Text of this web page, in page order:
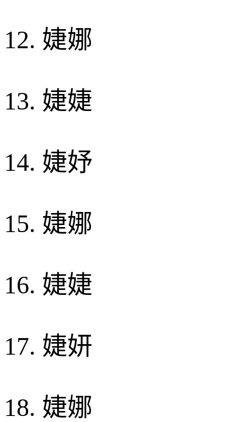
12. 婕娜
13. 婕婕
14. 婕妤
15. 婕娜
16. 婕婕
17. 婕妍
18. 婕娜